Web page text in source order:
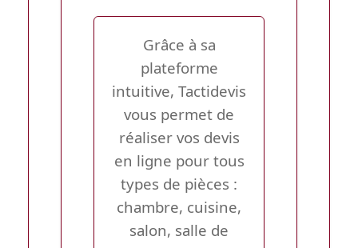
Grâce à sa
plateforme
intuitive, Tactidevis
vous permet de
réaliser vos devis
en ligne pour tous
types de pièces :
chambre, cuisine,
salon, salle de